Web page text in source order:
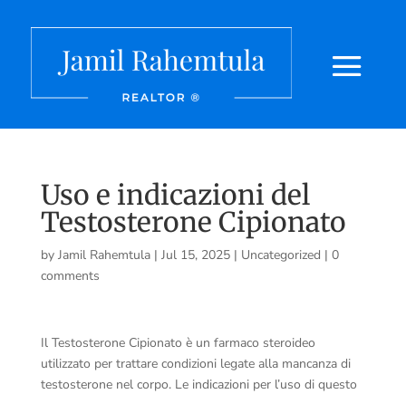
Uso e indicazioni del
Testosterone Cipionato
by Jamil Rahemtula| Jul 15, 2025| Uncategorized | 0
comments
Il Testosterone Cipionato è un farmaco steroideo
utilizzato per trattare condizioni legate alla mancanza di
testosterone nel corpo. Le indicazioni per l’uso di questo